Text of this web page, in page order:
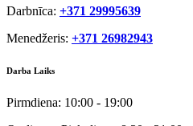
Darbnīca: +371 29995639
Menedžeris: +371 26982943
Darba Laiks
Pirmdiena: 10:00 - 19:00